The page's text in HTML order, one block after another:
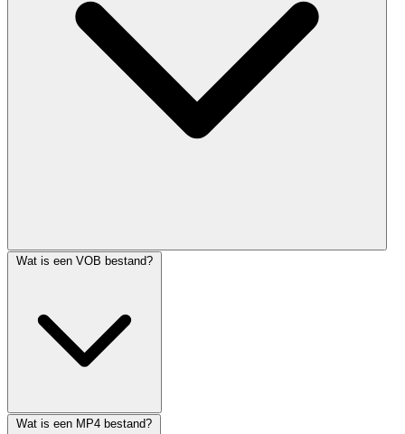
Wat is een VOB bestand?
Wat is een MP4 bestand?